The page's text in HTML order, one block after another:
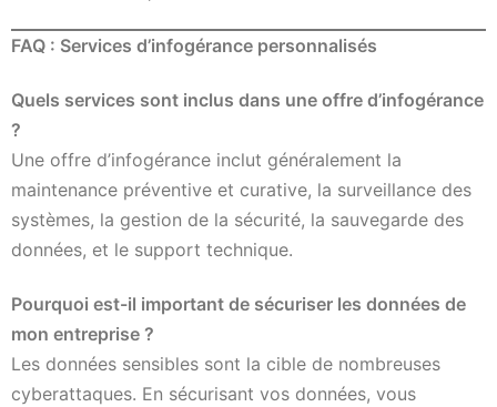
FAQ : Services d’infogérance personnalisés
Quels services sont inclus dans une offre d’infogérance
?
Une offre d’infogérance inclut généralement la
maintenance préventive et curative, la surveillance des
systèmes, la gestion de la sécurité, la sauvegarde des
données, et le support technique.
Pourquoi est-il important de sécuriser les données de
mon entreprise ?
Les données sensibles sont la cible de nombreuses
cyberattaques. En sécurisant vos données, vous